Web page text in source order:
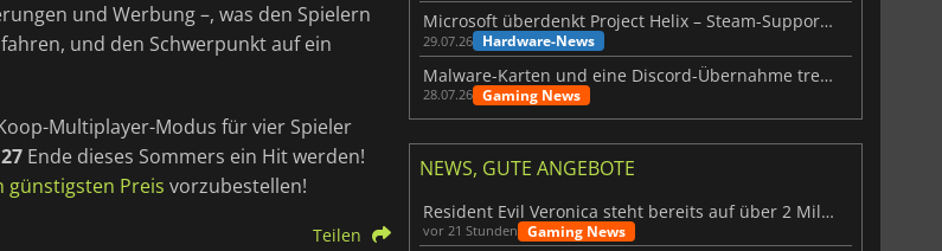
und Werbung –, was den Spielern
und den Schwerpunkt auf ein
Multiplayer-Modus für vier Spieler
Ende dieses Sommers ein Hit werden!
günstigsten Preis vorzubestellen!
Teilen
Microsoft überdenkt Project Helix – Steam-Support gefährdet
29.07.26 Hardware-News
Malware-Karten und eine Discord-Übernahme treffen Meccha Chameleon
28.07.26 Gaming News
NEWS, GUTE ANGEBOTE
Resident Evil Veronica steht bereits auf über 2 Millionen Wunschlisten
vor 21 Stunden Gaming News